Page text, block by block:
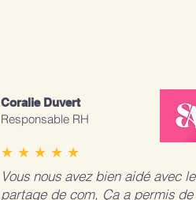
Vous nous avez bien aidé avec le
partage de com, Ça a permis de
★ ★ ★ ★ ★
Coralie Duvert
Responsable RH